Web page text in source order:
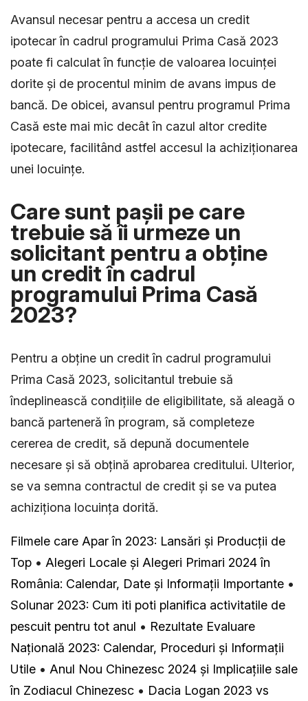
Avansul necesar pentru a accesa un credit
ipotecar în cadrul programului Prima Casă 2023
poate fi calculat în funcție de valoarea locuinței
dorite și de procentul minim de avans impus de
bancă. De obicei, avansul pentru programul Prima
Casă este mai mic decât în cazul altor credite
ipotecare, facilitând astfel accesul la achiziționarea
unei locuințe.
Care sunt pașii pe care
trebuie să îi urmeze un
solicitant pentru a obține
un credit în cadrul
programului Prima Casă
2023?
Pentru a obține un credit în cadrul programului
Prima Casă 2023, solicitantul trebuie să
îndeplinească condițiile de eligibilitate, să aleagă o
bancă parteneră în program, să completeze
cererea de credit, să depună documentele
necesare și să obțină aprobarea creditului. Ulterior,
se va semna contractul de credit și se va putea
achiziționa locuința dorită.
Filmele care Apar în 2023: Lansări și Producții de
Top • Alegeri Locale și Alegeri Primari 2024 în
România: Calendar, Date și Informații Importante •
Solunar 2023: Cum iti poti planifica activitatile de
pescuit pentru tot anul • Rezultate Evaluare
Națională 2023: Calendar, Proceduri și Informații
Utile • Anul Nou Chinezesc 2024 și Implicațiile sale
în Zodiacul Chinezesc • Dacia Logan 2023 vs